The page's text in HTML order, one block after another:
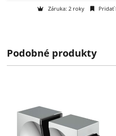
Na objednávku
k dispozícii do 2 týždňov
Podobné produkty